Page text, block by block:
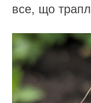
все, що